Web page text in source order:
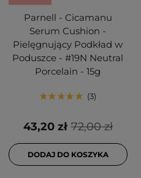
Parnell - Cicamanu
Serum Cushion -
Pielęgnujący Podkład w
Poduszce - #19N Neutral
Porcelain - 15g
3
72,00 zł
43,20 zł
DODAJ DO KOSZYKA